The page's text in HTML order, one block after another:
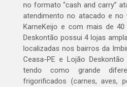
no formato “cash and carry”
atendimento no atacado e no
KarneKeijo e com mais de
Deskontão possui 4 lojas
localizadas nos bairros da
Ceasa-PE e Lojão Deskontão
tendo como grande
frigorificados (carnes, aves,